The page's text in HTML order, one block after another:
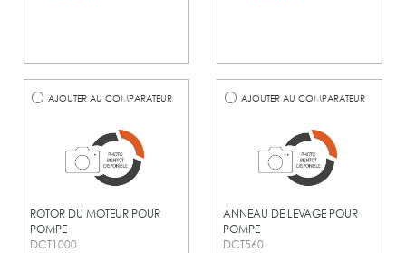
AJOUTER AU COMPARATEUR
ROTOR DU MOTEUR POUR
POMPE
DCT1000
AJOUTER AU COMPARATEUR
ANNEAU DE LEVAGE POUR
POMPE
DCT560